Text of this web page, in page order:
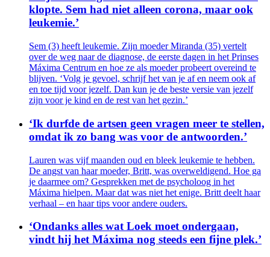
klopte. Sem had niet alleen corona, maar ook
leukemie.’
Sem (3) heeft leukemie. Zijn moeder Miranda (35) vertelt
over de weg naar de diagnose, de eerste dagen in het Prinses
Máxima Centrum en hoe ze als moeder probeert overeind te
blijven. ‘Volg je gevoel, schrijf het van je af en neem ook af
en toe tijd voor jezelf. Dan kun je de beste versie van jezelf
zijn voor je kind en de rest van het gezin.’
‘Ik durfde de artsen geen vragen meer te stellen,
omdat ik zo bang was voor de antwoorden.’
Lauren was vijf maanden oud en bleek leukemie te hebben.
De angst van haar moeder, Britt, was overweldigend. Hoe ga
je daarmee om? Gesprekken met de psycholoog in het
Máxima hielpen. Maar dat was niet het enige. Britt deelt haar
verhaal – en haar tips voor andere ouders.
‘Ondanks alles wat Loek moet ondergaan,
vindt hij het Máxima nog steeds een fijne plek.’